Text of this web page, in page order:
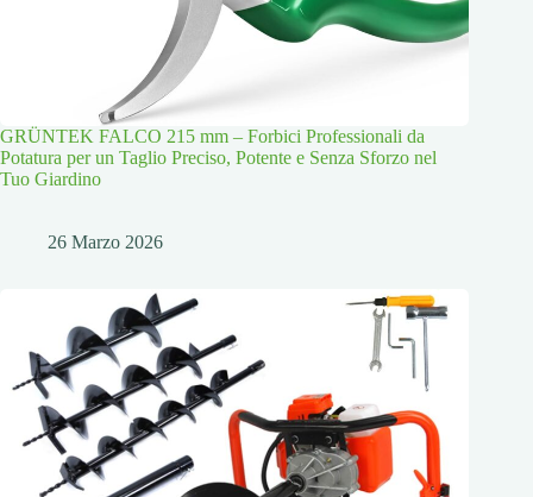
GRÜNTEK FALCO 215 mm – Forbici Professionali da
Potatura per un Taglio Preciso, Potente e Senza Sforzo nel
Tuo Giardino
26 Marzo 2026